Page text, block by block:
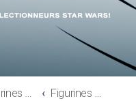
Figurines 3"3/4, Playsets, Vaisseaux,… Figurines Actuelles